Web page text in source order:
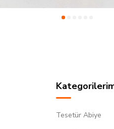
Tesetür Abiye